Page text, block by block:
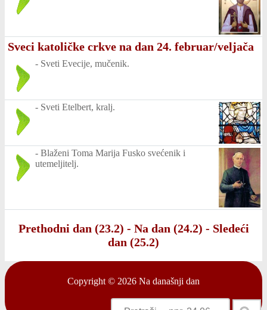
Sveci katoličke crkve na dan 24. februar/veljača
- Sveti Evecije, mučenik.
- Sveti Etelbert, kralj.
- Blaženi Toma Marija Fusko svećenik i
utemeljitelj.
Prethodni dan (23.2) - Na dan (24.2) - Sledeći
dan (25.2)
Copyright © 2026 Na današnji dan